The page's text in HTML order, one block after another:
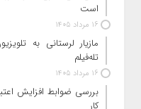
است
16 مرداد 1405
مازیار لرستانی به
تله‌فیلم
16 مرداد 1405
بررسی ضوابط افزایش
کار